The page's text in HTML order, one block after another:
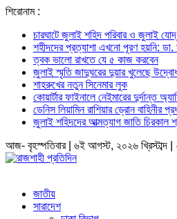
শিরোনাম :
চারঘাটে জুলাই শহিদ পরিবার ও জুলাই
শহীদদের প্রত্যাশা এখনো পূরণ হয়নি: ডা.
ত্বক ভালো রাখতে যে ৫ কাজ করবেন
জুলাই স্মৃতি জাদুঘরের দুয়ার খুলেছে
শাহরুখের নতুন সিনেমার লুক
কোয়ার্টার ফাইনালে নেইমারের দুর্দান্ত
ডেনিস লিয়ামিন রাশিয়ার ড্রোন বাহিনীর
জুলাই শহিদদের আত্মত্যাগ জাতি চিরকাল
আজ- বৃহস্পতিবার | ৬ই আগস্ট, ২০২৬ খ্রিস্টাব্দ |
জাতীয়
সারাদেশ